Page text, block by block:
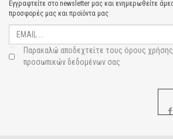
Εγγραφτείτε στο newsletter μας και ενημερωθείτε
προσφορές μας και προϊόντα μας
Παρακαλώ αποδεχτείτε τους όρους χρήσης
προσωπικών δεδομένων σας